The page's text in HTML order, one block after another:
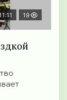
19